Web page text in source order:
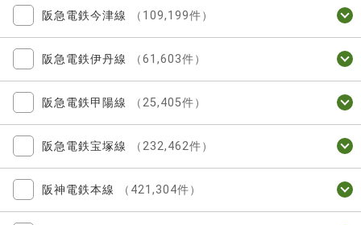
阪急電鉄今津線 （109,199件）
阪急電鉄伊丹線 （61,603件）
阪急電鉄甲陽線 （25,405件）
阪急電鉄宝塚線 （232,462件）
阪神電鉄本線 （421,304件）